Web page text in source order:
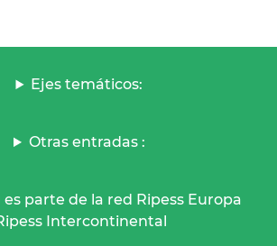
Ejes temáticos:
Otras entradas :
parte de la red Ripess Europa
Intercontinental